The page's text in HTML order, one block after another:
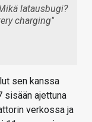
latausbugi?
charging"
sen kanssa
sisään ajettuna
verkossa ja